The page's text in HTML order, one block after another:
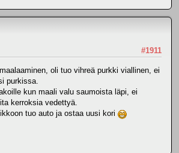
#1911
oli tuo vihreä purkki viallinen, ei
purkissa.
kun maali valu saumoista läpi, ei
kerroksia vedettyä.
tuo auto ja ostaa uusi kori